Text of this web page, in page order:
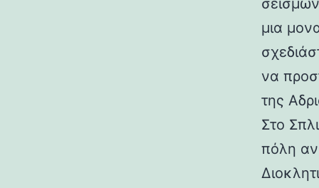
μια
να
της
Στο
πόλη